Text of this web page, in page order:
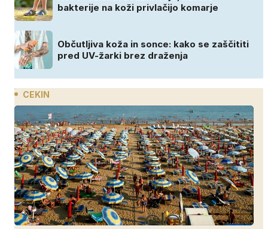
bakterije na koži privlačijo komarje
Občutljiva koža in sonce: kako se zaščititi
pred UV-žarki brez draženja
CEKIN